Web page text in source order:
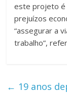
este projeto é
prejuízos
“assegurar a
trabalho”,
← 19 anos